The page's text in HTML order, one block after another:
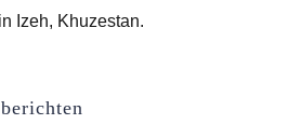
Izeh, Khuzestan.